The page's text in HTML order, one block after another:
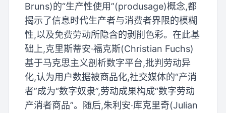
Bruns)的“生产性使用”(produsage)概念,都
揭示了信息时代生产者与消费者界限的模糊
性,以及免费劳动所隐含的剥削色彩。在此基
础上,克里斯蒂安·福克斯(Christian Fuchs)
基于马克思主义剖析数字平台,批判劳动异
化,认为用户数据被商品化,社交媒体的“产消
者”成为“数字奴隶”,劳动成果构成“数字劳动
产消者商品”。随后,朱利安·库克里奇(Julian